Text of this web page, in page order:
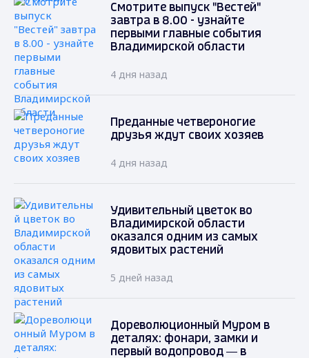
Смотрите выпуск "Вестей"
завтра в 8.00 - узнайте
первыми главные события
Владимирской области
4 дня назад
Преданные четвероногие
друзья ждут своих хозяев
4 дня назад
Удивительный цветок во
Владимирской области
оказался одним из самых
ядовитых растений
5 дней назад
Дореволюционный Муром в
деталях: фонари, замки и
первый водопровод — в